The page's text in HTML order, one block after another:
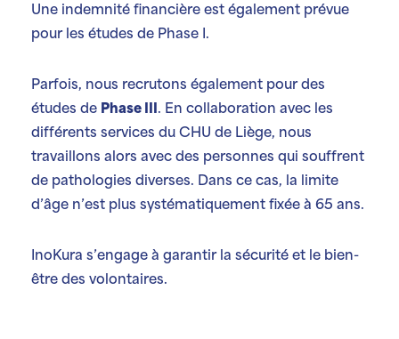
Une indemnité financière est également prévue
pour les études de Phase I.
Parfois, nous recrutons également pour des
études de Phase III . En collaboration avec les
différents services du CHU de Liège, nous
travaillons alors avec des personnes qui souffrent
de pathologies diverses. Dans ce cas, la limite
d’âge n’est plus systématiquement fixée à 65 ans.
InoKura s’engage à garantir la sécurité et le bien-
être des volontaires.